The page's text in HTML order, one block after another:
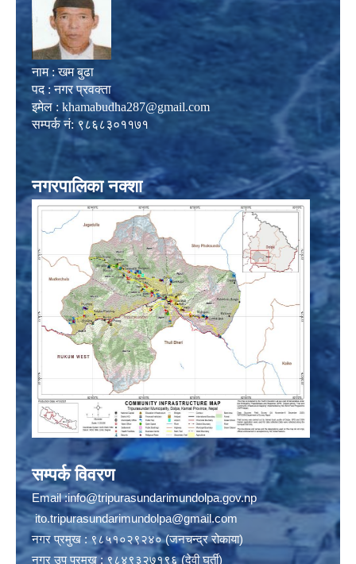
नाम : खम बुढा
पद : नगर प्रवक्ता
इमेल : khamabudha287@gmail.com
सम्पर्क नं: ९८६८३०११७१
नगरपालिका नक्शा
सम्पर्क विवरण
Email :info@tripurasundarimundolpa.gov.np
ito.tripurasundarimundolpa@gmail.com
नगर प्रमुख : ९८५१०२९२४० (जनचन्द्र रोकाया)
नगर उप प्रमुख : ९८४९३२७१९६ (देवी घर्ती)